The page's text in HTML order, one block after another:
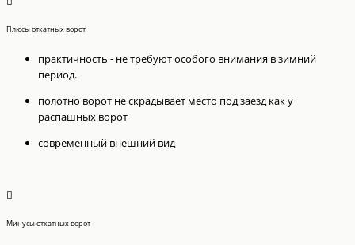
Плюсы откатных ворот
практичность - не требуют особого внимания в зимний
период.
полотно ворот не скрадывает место под заезд как у
распашных ворот
современный внешний вид
Минусы откатных ворот